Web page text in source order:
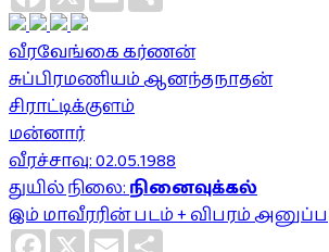
வீரவேங்கை கர்ணன்
சுப்பிரமணியம் ஆனந்தநாதன்
சிராட்டிக்குளம்
மன்னார்
வீரச்சாவு: 02.05.1988
துயில் நிலை:நினைவுக்கல்
இம் மாவீரரின் படம் + விபரம் அனுப்ப
Facebook
X Email